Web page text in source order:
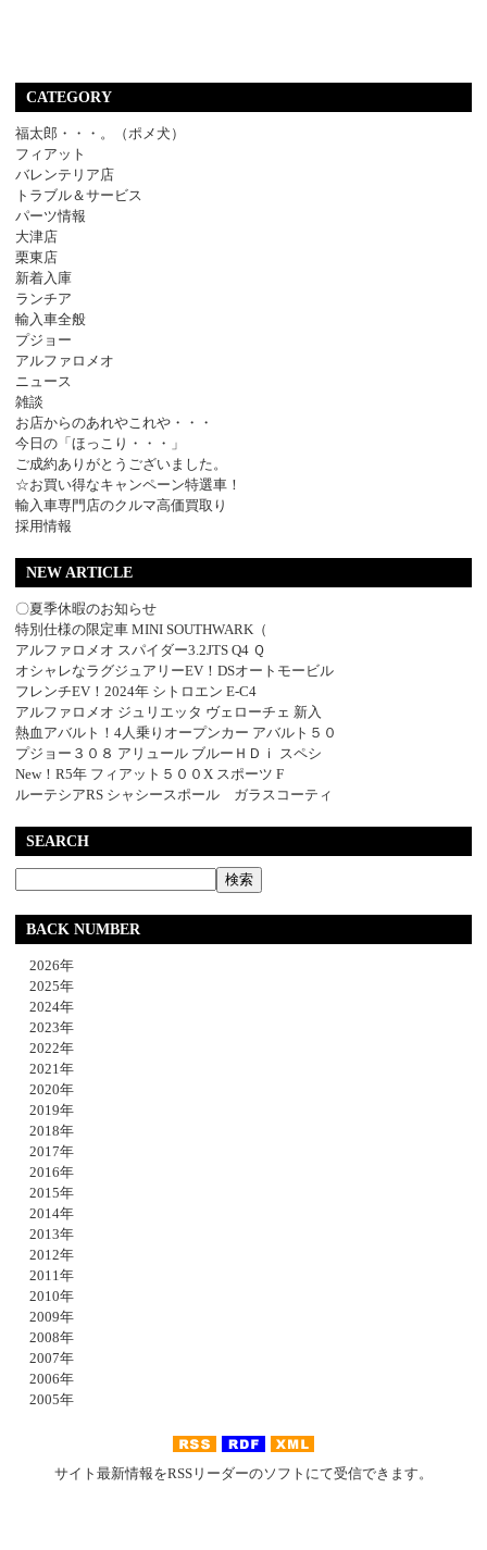
CATEGORY
福太郎・・・。（ポメ犬）
フィアット
バレンテリア店
トラブル＆サービス
パーツ情報
大津店
栗東店
新着入庫
ランチア
輸入車全般
プジョー
アルファロメオ
ニュース
雑談
お店からのあれやこれや・・・
今日の「ほっこり・・・」
ご成約ありがとうございました。
☆お買い得なキャンペーン特選車！
輸入車専門店のクルマ高価買取り
採用情報
NEW ARTICLE
〇夏季休暇のお知らせ
特別仕様の限定車 MINI SOUTHWARK（
アルファロメオ スパイダー3.2JTS Q4 Ｑ
オシャレなラグジュアリーEV！DSオートモービル
フレンチEV！2024年 シトロエン E-C4
アルファロメオ ジュリエッタ ヴェローチェ 新入
熱血アバルト！4人乗りオープンカー アバルト５０
プジョー３０８ アリュール ブルーＨＤｉ スペシ
New！R5年 フィアット５００X スポーツ F
ルーテシアRS シャシースポール ガラスコーティ
SEARCH
BACK NUMBER
2026年
2025年
2024年
2023年
2022年
2021年
2020年
2019年
2018年
2017年
2016年
2015年
2014年
2013年
2012年
2011年
2010年
2009年
2008年
2007年
2006年
2005年
サイト最新情報をRSSリーダーのソフトにて受信できます。